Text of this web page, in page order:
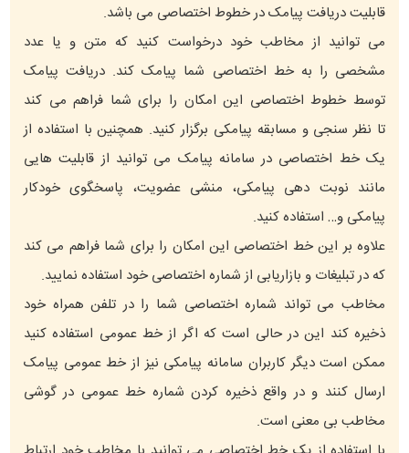
قابلیت دریافت پیامک در خطوط اختصاصی می باشد.
می توانید از مخاطب خود درخواست کنید که متن و یا عدد
مشخصی را به خط اختصاصی شما پیامک کند. دریافت پیامک
توسط خطوط اختصاصی این امکان را برای شما فراهم می کند
تا نظر سنجی و مسابقه پیامکی برگزار کنید. همچنین با استفاده از
یک خط اختصاصی در سامانه پیامک می توانید از قابلیت هایی
مانند نوبت دهی پیامکی، منشی عضویت، پاسخگوی خودکار
پیامکی و… استفاده کنید.
علاوه بر این خط اختصاصی این امکان را برای شما فراهم می کند
که در تبلیغات و بازاریابی از شماره اختصاصی خود استفاده نمایید.
مخاطب می تواند شماره اختصاصی شما را در تلفن همراه خود
ذخیره کند این در حالی است که اگر از خط عمومی استفاده کنید
ممکن است دیگر کاربران سامانه پیامکی نیز از خط عمومی پیامک
ارسال کنند و در واقع ذخیره کردن شماره خط عمومی در گوشی
مخاطب بی معنی است.